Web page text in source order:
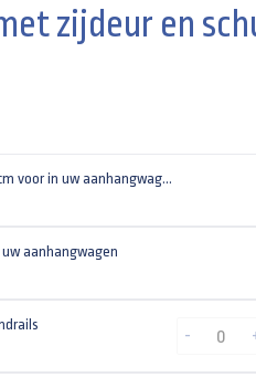
zijdeur en
Bindrail 3m x 13,2cm voor in uw aanhangwagen
aanhangwagen
-